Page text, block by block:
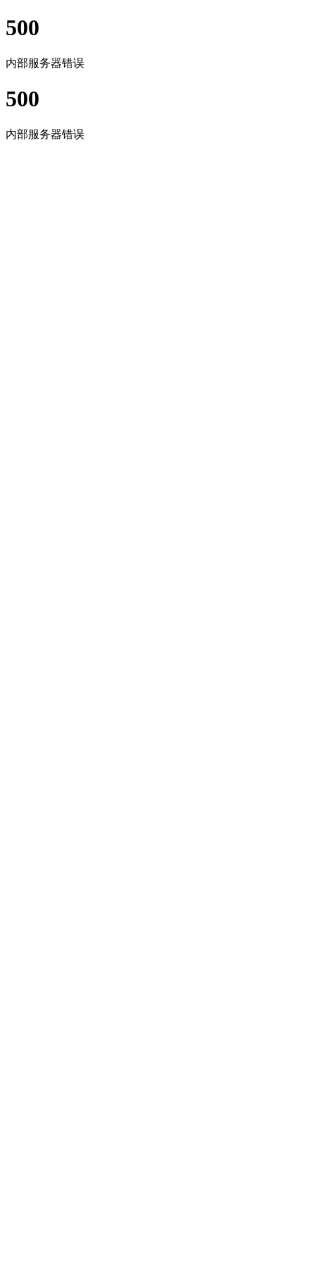
500
内部服务器错误
500
内部服务器错误